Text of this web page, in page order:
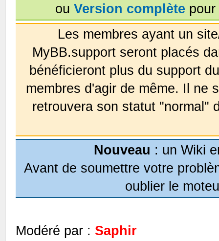
ouVersion complète
Les membres ayant un
MyBB.support seront placés
bénéficieront plus du support
membres d'agir de même. Il ne
retrouvera son statut "normal"
Nouveau : un Wiki
Avant de soumettre votre
oublier le
Modéré par : Saphir